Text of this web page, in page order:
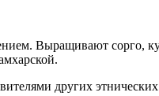
Выращивают сорго,
других